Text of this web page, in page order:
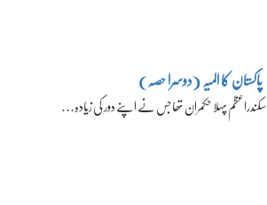
پاکستان کا المیہ (دوسرا حصہ)
سکندراعظم پہلا حکمران تھا جس نے اپنے دور کی زیادہ…